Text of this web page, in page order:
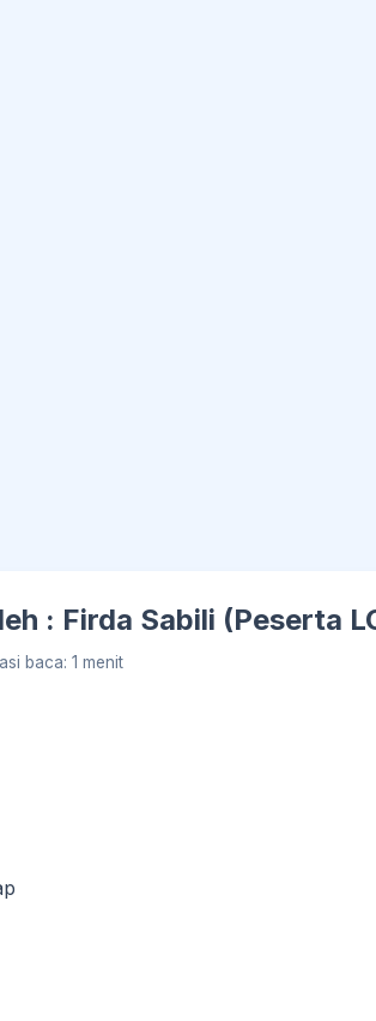
: Firda Sabili (Peserta
baca: 1 menit